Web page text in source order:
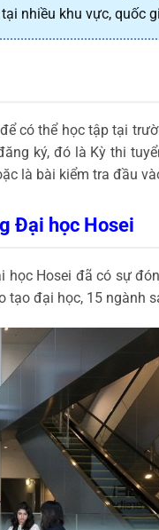
nhiều khu vực, quốc
có thể học tập tại
ký, đó là Kỳ thi
là bài kiểm tra đầu
Đại học Hosei
Hosei đã có sự
đại học, 15 ngành